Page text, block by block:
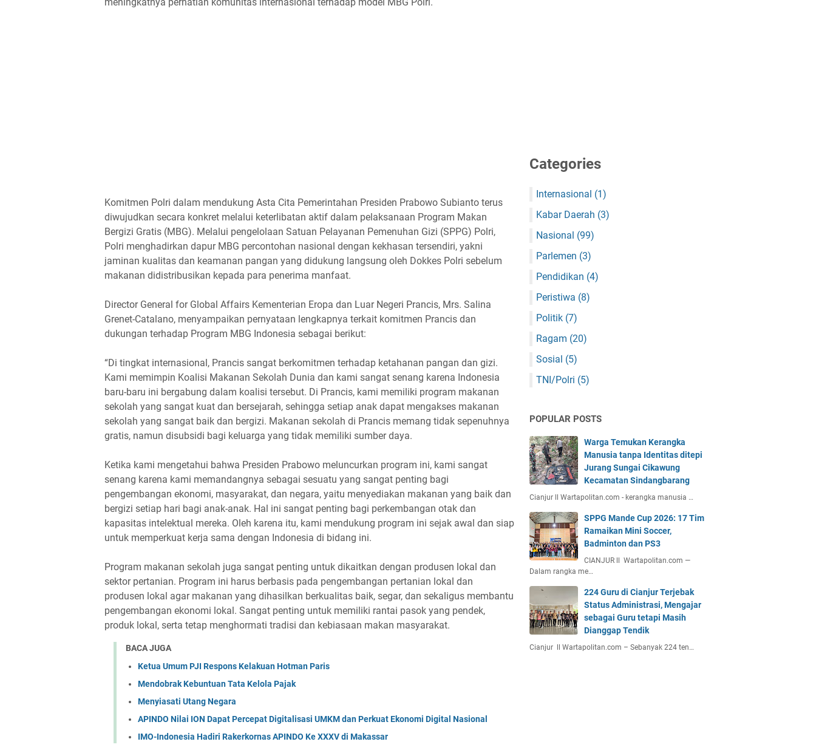
Komitmen Polri dalam mendukung Asta Cita Pemerintahan Presiden Prabowo Subianto terus
diwujudkan secara konkret melalui keterlibatan aktif dalam pelaksanaan Program Makan
Bergizi Gratis (MBG). Melalui pengelolaan Satuan Pelayanan Pemenuhan Gizi (SPPG) Polri,
Polri menghadirkan dapur MBG percontohan nasional dengan kekhasan tersendiri, yakni
jaminan kualitas dan keamanan pangan yang didukung langsung oleh Dokkes Polri sebelum
makanan didistribusikan kepada para penerima manfaat.
Director General for Global Affairs Kementerian Eropa dan Luar Negeri Prancis, Mrs. Salina
Grenet-Catalano, menyampaikan pernyataan lengkapnya terkait komitmen Prancis dan
dukungan terhadap Program MBG Indonesia sebagai berikut:
“Di tingkat internasional, Prancis sangat berkomitmen terhadap ketahanan pangan dan gizi.
Kami memimpin Koalisi Makanan Sekolah Dunia dan kami sangat senang karena Indonesia
baru-baru ini bergabung dalam koalisi tersebut. Di Prancis, kami memiliki program makanan
sekolah yang sangat kuat dan bersejarah, sehingga setiap anak dapat mengakses makanan
sekolah yang sangat baik dan bergizi. Makanan sekolah di Prancis memang tidak sepenuhnya
gratis, namun disubsidi bagi keluarga yang tidak memiliki sumber daya.
Ketika kami mengetahui bahwa Presiden Prabowo meluncurkan program ini, kami sangat
senang karena kami memandangnya sebagai sesuatu yang sangat penting bagi
pengembangan ekonomi, masyarakat, dan negara, yaitu menyediakan makanan yang baik dan
bergizi setiap hari bagi anak-anak. Hal ini sangat penting bagi perkembangan otak dan
kapasitas intelektual mereka. Oleh karena itu, kami mendukung program ini sejak awal dan siap
untuk memperkuat kerja sama dengan Indonesia di bidang ini.
Program makanan sekolah juga sangat penting untuk dikaitkan dengan produsen lokal dan
sektor pertanian. Program ini harus berbasis pada pengembangan pertanian lokal dan
produsen lokal agar makanan yang dihasilkan berkualitas baik, segar, dan sekaligus membantu
pengembangan ekonomi lokal. Sangat penting untuk memiliki rantai pasok yang pendek,
produk lokal, serta tetap menghormati tradisi dan kebiasaan makan masyarakat.
BACA JUGA
Ketua Umum PJI Respons Kelakuan Hotman Paris
Mendobrak Kebuntuan Tata Kelola Pajak
Menyiasati Utang Negara
APINDO Nilai ION Dapat Percepat Digitalisasi UMKM dan Perkuat Ekonomi Digital Nasional
IMO-Indonesia Hadiri Rakerkornas APINDO Ke XXXV di Makassar
Categories
Internasional (1)
Kabar Daerah (3)
Nasional (99)
Parlemen (3)
Pendidikan (4)
Peristiwa (8)
Politik (7)
Ragam (20)
Sosial (5)
TNI/Polri (5)
POPULAR POSTS
Warga Temukan Kerangka
Manusia tanpa Identitas ditepi
Jurang Sungai Cikawung
Kecamatan Sindangbarang
Cianjur ll Wartapolitan.com - kerangka manusia …
SPPG Mande Cup 2026: 17 Tim
Ramaikan Mini Soccer,
Badminton dan PS3
CIANJUR ll Wartapolitan.com —
Dalam rangka me…
224 Guru di Cianjur Terjebak
Status Administrasi, Mengajar
sebagai Guru tetapi Masih
Dianggap Tendik
Cianjur ll Wartapolitan.com – Sebanyak 224 ten…